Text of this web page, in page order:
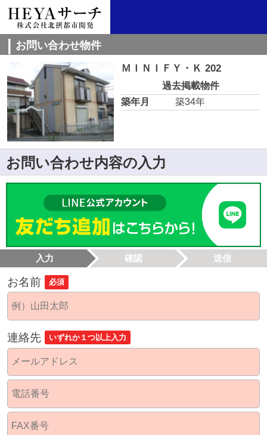
お問い合わせ物件
ＭＩＮＩＦＹ・Ｋ 202
過去掲載物件
築年月
築34年
お問い合わせ内容の入力
入力 確認 送信
お名前 必須
連絡先 いずれか１つ以上入力